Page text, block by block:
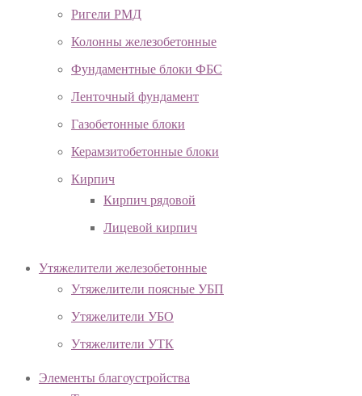
Ригели РМД
Колонны железобетонные
Фундаментные блоки ФБС
Ленточный фундамент
Газобетонные блоки
Керамзитобетонные блоки
Кирпич
Кирпич рядовой
Лицевой кирпич
Утяжелители железобетонные
Утяжелители поясные УБП
Утяжелители УБО
Утяжелители УТК
Элементы благоустройства